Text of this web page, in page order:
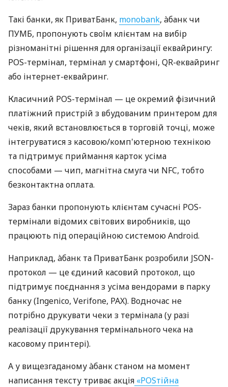
Такі банки, як ПриватБанк, monobank, àбанк чи
ПУМБ, пропонують своїм клієнтам на вибір
різноманітні рішення для організації еквайрингу:
POS-термінал, термінал у смартфоні, QR-еквайринг
або інтернет-еквайринг.
Класичний POS-термінал — це окремий фізичний
платіжний пристрій з вбудованим принтером для
чеків, який встановлюється в торговій точці, може
інтегруватися з касовою/комп'ютерною технікою
та підтримує приймання карток усіма
способами — чип, магнітна смуга чи NFC, тобто
безконтактна оплата.
Зараз банки пропонують клієнтам сучасні POS-
термінали відомих світових виробників, що
працюють під операційною системою Android.
Наприклад, àбанк та ПриватБанк розробили JSON-
протокол — це єдиний касовий протокол, що
підтримує поєднання з усіма вендорами в парку
банку (Ingenico, Verifone, PAX). Водночас не
потрібно друкувати чеки з термінала (у разі
реалізації друкування термінального чека на
касовому принтері).
А у вищезгаданому àбанк станом на момент
написання тексту триває акція «POSтійна